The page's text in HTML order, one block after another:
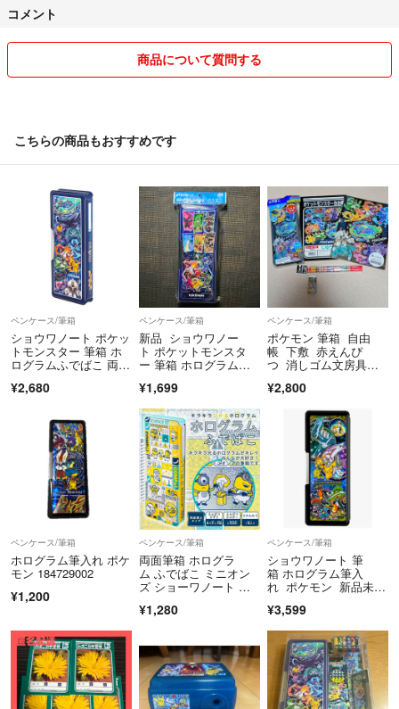
とさせていただいております。
発送時、または発送予定のご連絡は必ずさせていただきますのでご安心
気持ちの良いお取引ができるよう努めますので、よろしくお願いいたし
コメント
商品について質問する
こちらの商品もおすすめです
ペンケース/筆箱
ショウワノート ポケッ
トモンスター 筆箱 ホ
ログラムふでばこ 両面
¥2,680
ペンケース/筆箱
新品 ショウワノー
ト ポケットモンスタ
ー 筆箱 ホログラムふ
¥1,699
ペンケース/筆箱
ポケモン 筆箱 自由
帳 下敷 赤えんぴ
つ 消しゴム文房具５
¥2,800
ペンケース/筆箱
ホログラム筆入れ ポケ
モン 184729002
¥1,200
ペンケース/筆箱
両面筆箱 ホログラ
ム ふでばこ ミニオン
ズ ショーワノート 日
¥1,280
ペンケース/筆箱
ショウワノート 筆
箱 ホログラム筆入
れ ポケモン 新品未使
¥3,599